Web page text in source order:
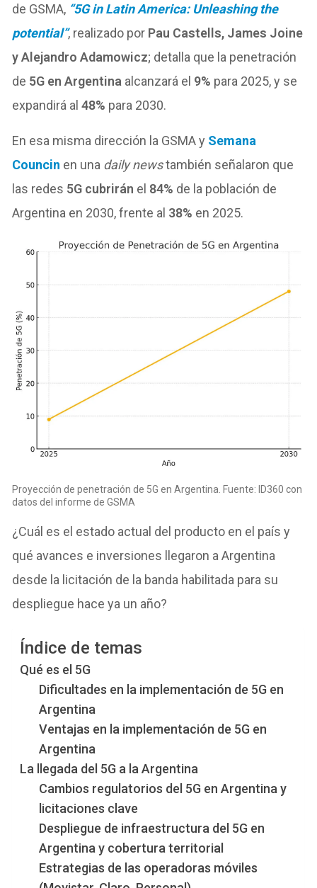
de GSMA, “5G in Latin America: Unleashing the
potential”, realizado por Pau Castells, James Joine
y Alejandro Adamowicz; detalla que la penetración
de 5G en Argentina alcanzará el 9% para 2025, y se
expandirá al48% para 2030.
En esa misma dirección la GSMA y Semana
Councin en una daily newstambién señalaron que
las redes 5G cubrirán el 84% de la población de
Argentina en 2030, frente al 38% en 2025.
Proyección de penetración de 5G en Argentina. Fuente: ID360 con
datos del informe de GSMA
¿Cuál es el estado actual del producto en el país y
qué avances e inversiones llegaron a Argentina
desde la licitación de la banda habilitada para su
despliegue hace ya un año?
Índice de temas
Qué es el 5G
Dificultades en la implementación de 5G en
Argentina
Ventajas en la implementación de 5G en
Argentina
La llegada del 5G a la Argentina
Cambios regulatorios del 5G en Argentina y
licitaciones clave
Despliegue de infraestructura del 5G en
Argentina y cobertura territorial
Estrategias de las operadoras móviles